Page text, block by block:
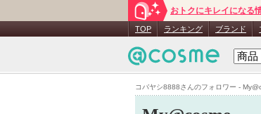
コバヤシ8888さんのフォロワー -
おトクにキレイになる
TOP ランキング ブランド
コバ